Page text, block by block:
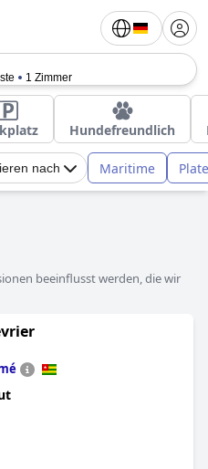
1 Zimmer
Hundefreundlich
nach Maritime
beeinflusst werden, die wir